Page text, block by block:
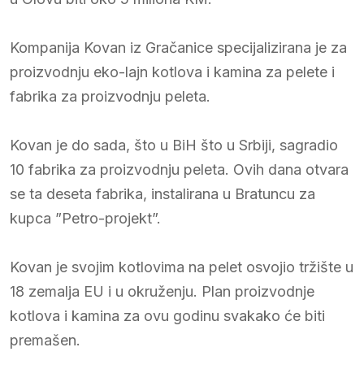
Kompanija Kovan iz Gračanice specijalizirana je za
proizvodnju eko-lajn kotlova i kamina za pelete i
fabrika za proizvodnju peleta.
Kovan je do sada, što u BiH što u Srbiji, sagradio
10 fabrika za proizvodnju peleta. Ovih dana otvara
se ta deseta fabrika, instalirana u Bratuncu za
kupca ”Petro-projekt”.
Kovan je svojim kotlovima na pelet osvojio tržište u
18 zemalja EU i u okruženju. Plan proizvodnje
kotlova i kamina za ovu godinu svakako će biti
premašen.